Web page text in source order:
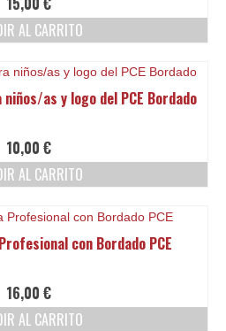
opciones
se
elegir
la
producto
AL CARRITO
as y logo del PCE Bordado
10,00 €
AL CARRITO
con Bordado PCE
16,00 €
AL CARRITO